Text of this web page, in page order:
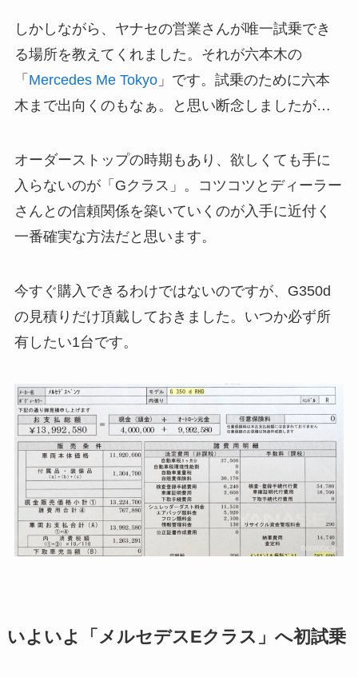
しかしながら、ヤナセの営業さんが唯一試乗でき
る場所を教えてくれました。それが六本木の
「 Mercedes Me Tokyo」です。試乗のために六本
木まで出向くのもなぁ。と思い断念しましたが…
オーダーストップの時期もあり、欲しくても手に
入らないのが「Gクラス」。コツコツとディーラー
さんとの信頼関係を築いていくのが入手に近付く
一番確実な方法だと思います。
今すぐ購入できるわけではないのですが、G350d
の見積りだけ頂戴しておきました。いつか必ず所
有したい1台です。
いよいよ「メルセデスEクラス」へ初試乗